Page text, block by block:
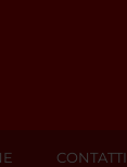
CONTATTI